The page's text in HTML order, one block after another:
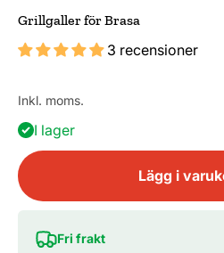
Grillgaller för Brasa
3 recensioner
Inkl. moms.
I lager
Lägg i
Fri frakt